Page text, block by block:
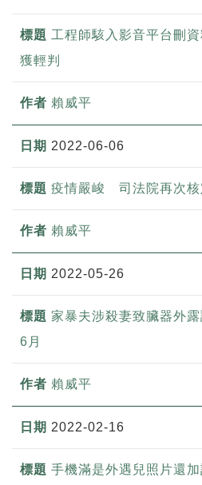
工程師駭入影音平台刪
獲輕判
賴威平
2022-06-06
疫情嚴峻 司法院再次核
賴威平
2022-05-26
家暴夫涉殺妻致臟器外
6月
賴威平
2022-02-16
手機滿是外遇兒照片還